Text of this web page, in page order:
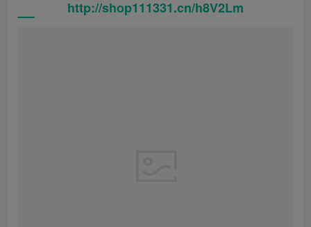
http://shop111331.cn/h8V2Lm